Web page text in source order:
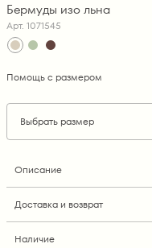
Бермуды изо льна
Арт. 1071545
Помощь с размером
Выбрать размер
Описание
Доставка и возврат
Наличие